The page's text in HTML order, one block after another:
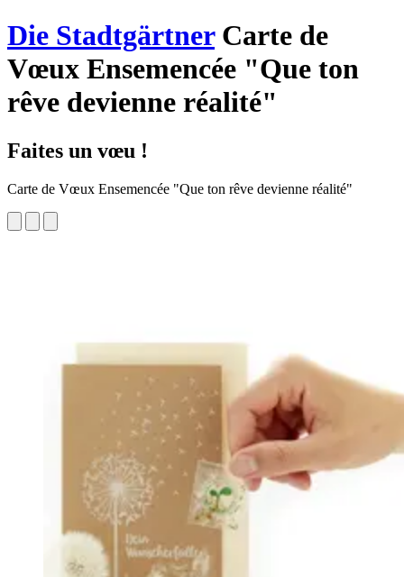
Die StadtgärtnerCarte de
Vœux Ensemencée "Que ton
rêve devienne réalité"
Faites un vœu !
Carte de Vœux Ensemencée "Que ton rêve devienne réalité"